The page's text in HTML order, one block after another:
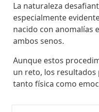
La naturaleza
especialmente
nacido con anomalías
ambos senos.
Aunque estos
un reto, los
tanto física como